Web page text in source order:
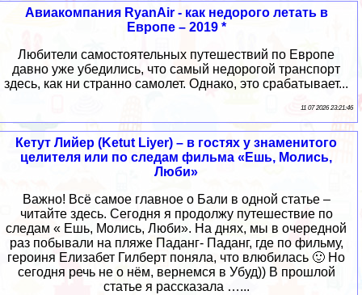
Авиакомпания RyanAir - как недорого летать в
Европе – 2019 *
Любители самостоятельных путешествий по Европе
давно уже убедились, что самый недорогой транспорт
здесь, как ни странно самолет. Однако, это срабатывает...
11 07 2026 23:21:46
Кетут Лийер (Ketut Liyer) – в гостях у знаменитого
целителя или по следам фильма «Ешь, Молись,
Люби»
Важно! Всё самое главное о Бали в одной статье –
читайте здесь. Сегодня я продолжу путешествие по
следам « Ешь, Молись, Люби». На днях, мы в очередной
раз побывали на пляже Паданг- Паданг, где по фильму,
героиня Елизабет Гилберт поняла, что влюбилась 🙂 Но
сегодня речь не о нём, вернемся в Убуд)) В прошлой
статье я рассказала …...